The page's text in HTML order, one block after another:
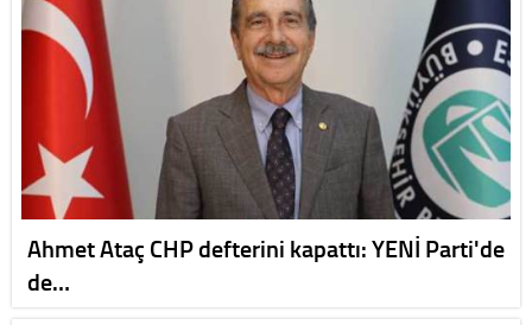
Ahmet Ataç CHP defterini kapattı: YENİ Parti'de
de…